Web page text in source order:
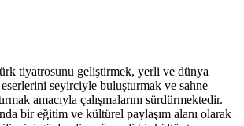
tiyatrosunu geliştirmek, yerli ve dünya
seyirciyle buluşturmak ve sahne
amacıyla çalışmalarını sürdürmektedir.
bir eğitim ve kültürel paylaşım alanı olarak